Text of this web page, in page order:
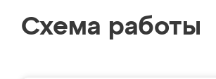
Схема работы